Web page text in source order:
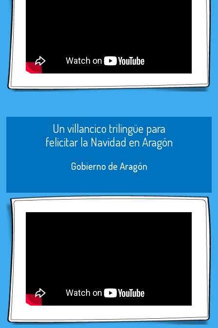
Un villancico trilingüe para
felicitar la Navidad en Aragón
Gobierno de Aragón